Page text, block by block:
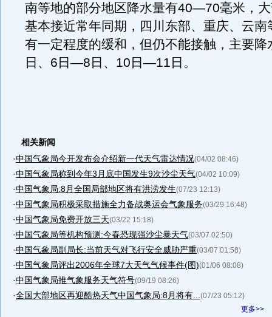
南等地的部分地区降水量有40—70毫米，
基本接近常年同期，四川东部、重庆、云南
有一定程度的缓和，但仍不能接触，主要降
日、6日—8日、10日—11日。
相关新闻
·中国气象局今开发布会介绍新一代天气雷达情况(04/02 08:46)
·中国气象局称到今年3月底中国发生9次沙尘天气(04/02 10:09)
·中国气象局:8月全国局部地区将有洪涝发生(07/23 12:13)
·中国气象局积极采取措施全力备战奥运会气象服务(03/29 16:48)
·中国气象局免费开放三天(03/22 15:18)
·中国气象局等机构预测:今春恐现强沙尘暴天气(03/07 02:50)
·中国气象局副局长:当前天气对飞行安全威胁严重(03/07 01:58)
·中国气象局评出2006年全球7大天气气候事件(图)(01/06 08:08)
·中国气象局推气象服务天气符号(09/19 08:26)
·全国大部地区再迎酷热天气中国气象局:8月将有... (07/23 05:12)
更多>>